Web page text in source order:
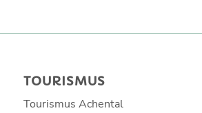
TOURISMUS
Tourismus Achental